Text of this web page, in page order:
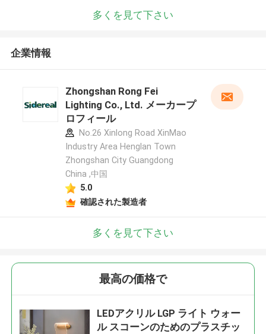
多くを見て下さい
企業情報
Zhongshan Rong Fei
Lighting Co., Ltd. メーカープ
ロフィール
No.26 Xinlong Road XinMao
Industry Area Henglan Town
Zhongshan City Guangdong
China ,中国
5.0
確認された製造者
多くを見て下さい
最高の価格で
LEDアクリル LGP ライト ウォー
ル スコーンのためのプラスチッ